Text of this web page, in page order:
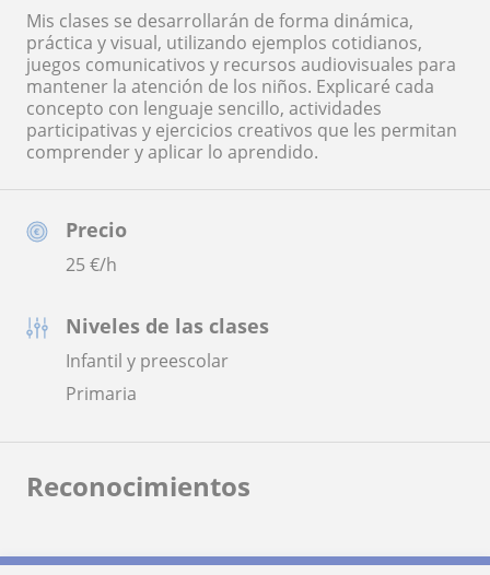
Precio
25€/h
Niveles de las clases
Infantil y preescolar
Primaria
Mis clases se desarrollarán de forma dinámica,
práctica y visual, utilizando ejemplos cotidianos,
juegos comunicativos y recursos audiovisuales para
mantener la atención de los niños. Explicaré cada
concepto con lenguaje sencillo, actividades
participativas y ejercicios creativos que les permitan
comprender y aplicar lo aprendido.
Reconocimientos